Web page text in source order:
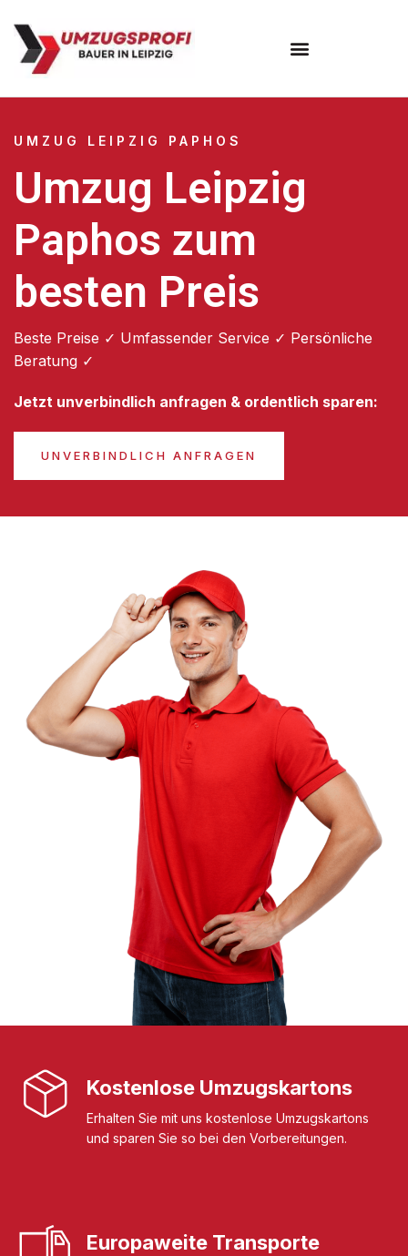
UMZUG LEIPZIG PAPHOS
Umzug Leipzig
Paphos zum
besten Preis
Beste Preise ✓ Umfassender Service ✓ Persönliche
Beratung ✓
Jetzt unverbindlich anfragen & ordentlich sparen:
UNVERBINDLICH ANFRAGEN
Kostenlose Umzugskartons
Erhalten Sie mit uns kostenlose Umzugskartons
und sparen Sie so bei den Vorbereitungen.
Europaweite Transporte